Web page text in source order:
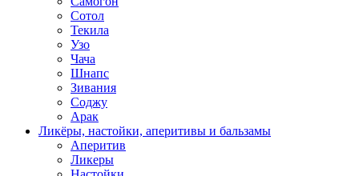
Сотол
Текила
Узо
Чача
Шнапс
Зивания
Соджу
Арак
Ликёры, настойки, аперитивы и бальзамы
Аперитив
Ликеры